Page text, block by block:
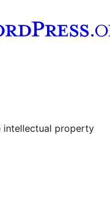
de Tumblr
intellectual property